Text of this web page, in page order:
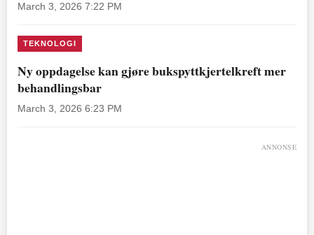
March 3, 2026 7:22 PM
TEKNOLOGI
Ny oppdagelse kan gjøre bukspyttkjertelkreft mer
behandlingsbar
March 3, 2026 6:23 PM
ANNONSE